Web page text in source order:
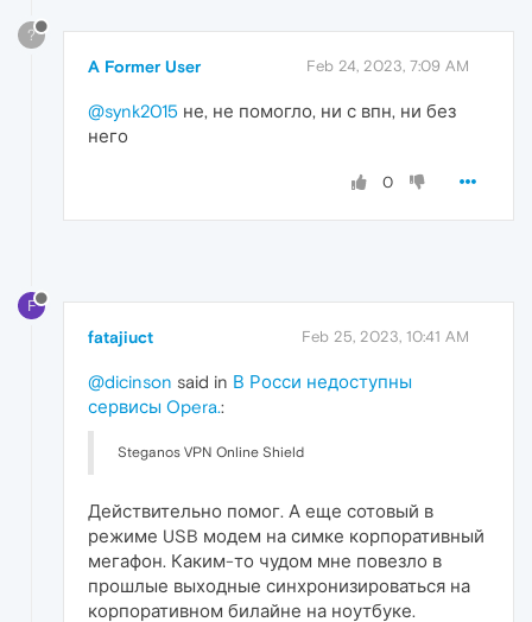
?
A Former User Feb 24, 2023, 7:09 AM
@synk2015 не, не помогло, ни с впн, ни без
него
0
F
fatajiuct Feb 25, 2023, 10:41 AM
@dicinson said in В Росси недоступны
сервисы Opera.:
Steganos VPN Online Shield
Действительно помог. А еще сотовый в
режиме USB модем на симке корпоративный
мегафон. Каким-то чудом мне повезло в
прошлые выходные синхронизироваться на
корпоративном билайне на ноутбуке.